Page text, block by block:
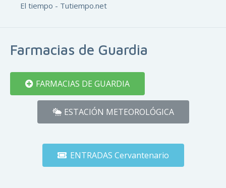
El tiempo - Tutiempo.net
Farmacias de Guardia
FARMACIAS DE GUARDIA
ESTACIÓN METEOROLÓGICA
ENTRADAS Cervantenario